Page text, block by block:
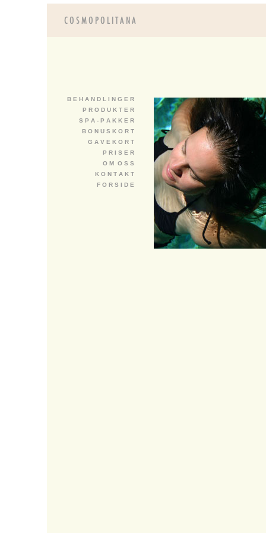
B E H A N D L I N G E R
P R O D U K T E R
S P A - P A K K E R
B O N U S K O R T
G A V E K O R T
P R I S E R
O M O S S
K O N T A K T
F O R S I D E